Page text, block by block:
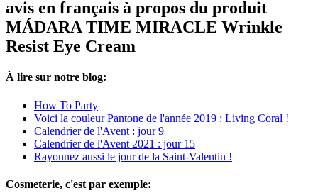
avis en français à propos du produit
MÁDARA TIME MIRACLE Wrinkle
Resist Eye Cream
À lire sur notre blog:
How To Party
Voici la couleur Pantone de l'année 2019 : Living Coral !
Calendrier de l'Avent : jour 9
Calendrier de l'Avent 2021 : jour 15
Rayonnez aussi le jour de la Saint-Valentin !
Cosmeterie, c'est par exemple: